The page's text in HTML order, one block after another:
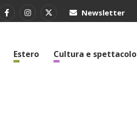
Newsletter
Estero Cultura e spettacolo